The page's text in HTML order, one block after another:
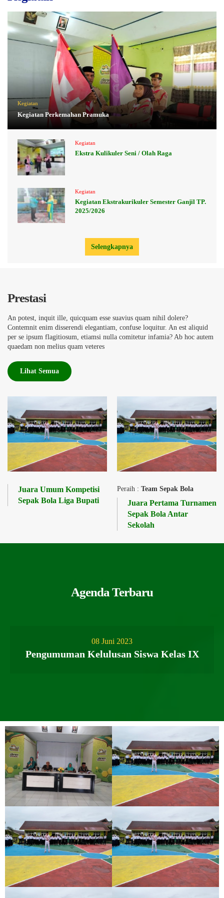
Kegiatan
Kegiatan Perkemahan Pramuka
Kegiatan
Ekstra Kulikuler Seni / Olah Raga
Kegiatan
Kegiatan Ekstrakurikuler Semester Ganjil TP.
2025/2026
Selengkapnya
Prestasi
An potest, inquit ille, quicquam esse suavius quam nihil dolere?
Contemnit enim disserendi elegantiam, confuse loquitur. An est aliquid
per se ipsum flagitiosum, etiamsi nulla comitetur infamia? Ab hoc autem
quaedam non melius quam veteres
Lihat Semua
Juara Umum Kompetisi
Sepak Bola Liga Bupati
Peraih : Team Sepak Bola
Juara Pertama Turnamen
Sepak Bola Antar
Sekolah
Agenda Terbaru
08 Juni 2023
Pengumuman Kelulusan Siswa Kelas IX